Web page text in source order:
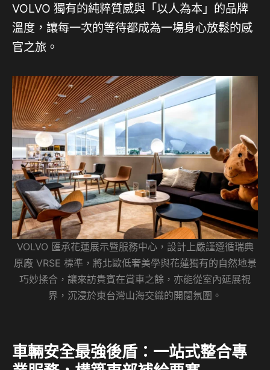
VOLVO 獨有的純粹質感與「以人為本」的品牌
溫度，讓每一次的等待都成為一場身心放鬆的感
官之旅。
VOLVO 匯承花蓮展示暨服務中心，設計上嚴謹遵循瑞典
原廠 VRSE 標準，將北歐低奢美學與花蓮獨有的自然地景
巧妙揉合，讓來訪貴賓在賞車之餘，亦能從室內延展視
界，沉浸於東台灣山海交織的開闊氛圍。
車輛安全最強後盾：一站式整合專